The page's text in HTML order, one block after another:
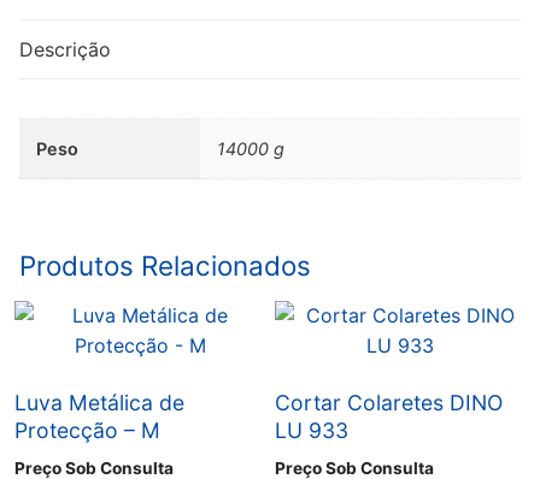
KM
JUNIOR
Descrição
Peso 14000 g
Produtos Relacionados
Luva Metálica de
Protecção – M
Preço Sob Consulta
Cortar Colaretes DINO
LU 933
Preço Sob Consulta